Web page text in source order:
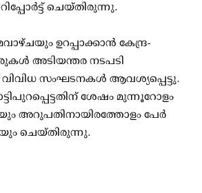
ചെയ്തിരുന്നു.
ഉറപ്പാക്കാന്‍ കേന്ദ്ര-
അടിയന്തര നടപടി
വിവിധ സംഘടനകള്‍ ആവശ്യപ്പെട്ടു.
ശേഷം മുന്നൂറോളം
അറുപതിനായിരത്തോളം പേര്‍
ചെയ്തിരുന്നു.